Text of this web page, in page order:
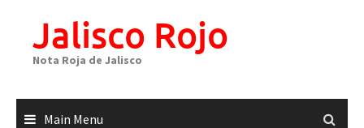
Jalisco Rojo
Nota Roja de Jalisco
Main Menu